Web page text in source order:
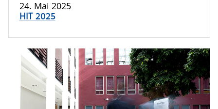
24. Mai 2025
HIT 2025